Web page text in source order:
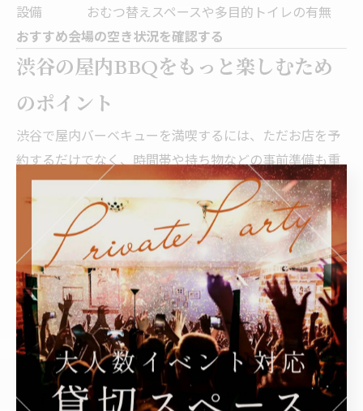
設備
おむつ替えスペースや多目的トイレの有無
おすすめ会場の空き状況を確認する
渋谷の屋内BBQをもっと楽しむため
のポイント
渋谷で屋内バーベキューを満喫するには、ただお店を予
約するだけでなく、時間帯や持ち物などの事前準備も重
要です。雨の日でも快適に過ごす工夫を押さえておくこ
とで、室内ならではのメリットを最大限に活かせます。
ここでは予約のコツやおすすめの服装、快適に過ごすた
めの小さなテクニックまで、実用的なポイントを紹介し
ます。
予約のコツとベストな時間帯
屋内BBQは雨の日に予約が集中しやすいため、渋谷エリ
アでは特に週末の直前予約が取りにくくなりがちです。
20人以上の団体や貸切を希望する場合は、少なくとも2